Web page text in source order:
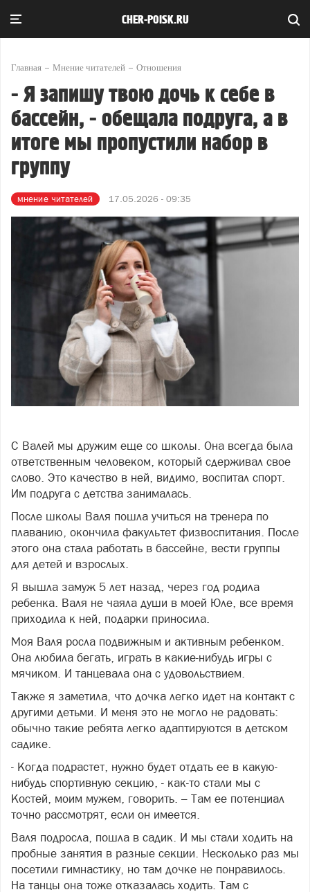
CHER-POISK.RU
Главная Мнение читателей Отношения
- Я запишу твою дочь к себе в
бассейн, - обещала подруга, а в
итоге мы пропустили набор в
группу
мнение читателей 17.05.2026 - 09:35
С Валей мы дружим еще со школы. Она всегда была
ответственным человеком, который сдерживал свое
слово. Это качество в ней, видимо, воспитал спорт.
Им подруга с детства занималась.
После школы Валя пошла учиться на тренера по
плаванию, окончила факультет физвоспитания. После
этого она стала работать в бассейне, вести группы
для детей и взрослых.
Я вышла замуж 5 лет назад, через год родила
ребенка. Валя не чаяла души в моей Юле, все время
приходила к ней, подарки приносила.
Моя Валя росла подвижным и активным ребенком.
Она любила бегать, играть в какие-нибудь игры с
мячиком. И танцевала она с удовольствием.
Также я заметила, что дочка легко идет на контакт с
другими детьми. И меня это не могло не радовать:
обычно такие ребята легко адаптируются в детском
садике.
- Когда подрастет, нужно будет отдать ее в какую-
нибудь спортивную секцию, - как-то стали мы с
Костей, моим мужем, говорить. – Там ее потенциал
точно рассмотрят, если он имеется.
Валя подросла, пошла в садик. И мы стали ходить на
пробные занятия в разные секции. Несколько раз мы
посетили гимнастику, но там дочке не понравилось.
На танцы она тоже отказалась ходить. Там с